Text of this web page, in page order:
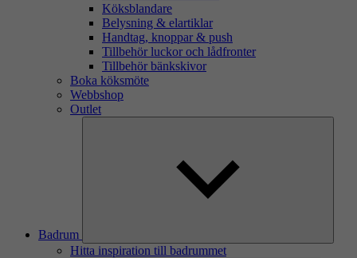
Köksblandare
Belysning & elartiklar
Handtag, knoppar & push
Tillbehör luckor och lådfronter
Tillbehör bänkskivor
Boka köksmöte
Webbshop
Outlet
Badrum
Hitta inspiration till badrummet